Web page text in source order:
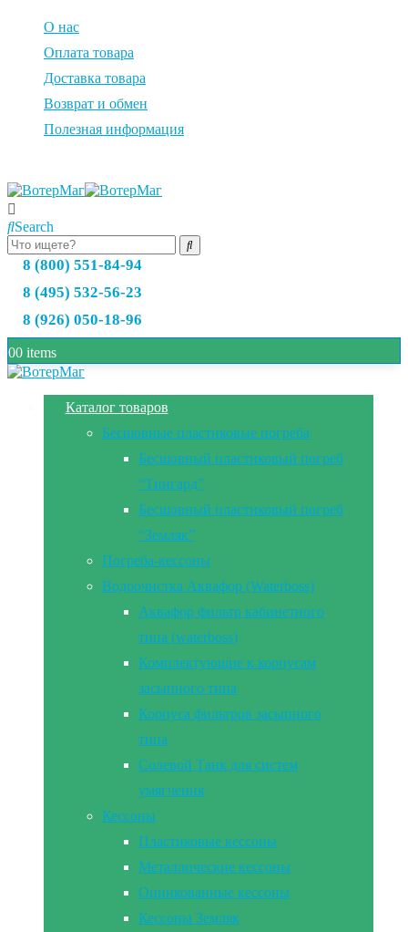
О нас
Оплата товара
Доставка товара
Возврат и обмен
Полезная информация
Search
8 (800) 551-84-94
8 (495) 532-56-23
8 (926) 050-18-96
00 items
Каталог товаров
Бесшовные пластиковые погреба
Бесшовный пластиковый погреб
“Тингард”
Бесшовный пластиковый погреб
“Земляк”
Погреба-кессоны
Водоочистка Аквафор (Waterboss)
Аквафор фильтр кабинетного
типа (waterboss)
Комплектующие к корпусам
засыпного типа
Корпуса фильтров засыпного
типа
Солевой Танк для систем
умягчения
Кессоны
Пластиковые кессоны
Металлические кессоны
Оцинкованные кессоны
Кессоны Земляк